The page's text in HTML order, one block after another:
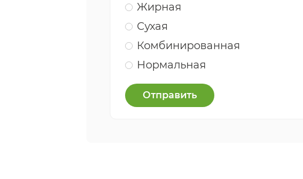
Жирная
Сухая
Комбинированная
Нормальная
Отправить